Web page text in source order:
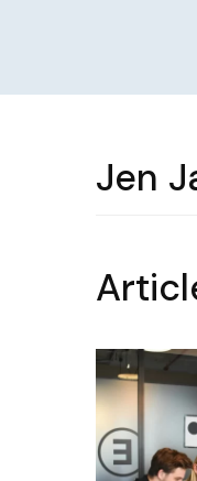
Jen